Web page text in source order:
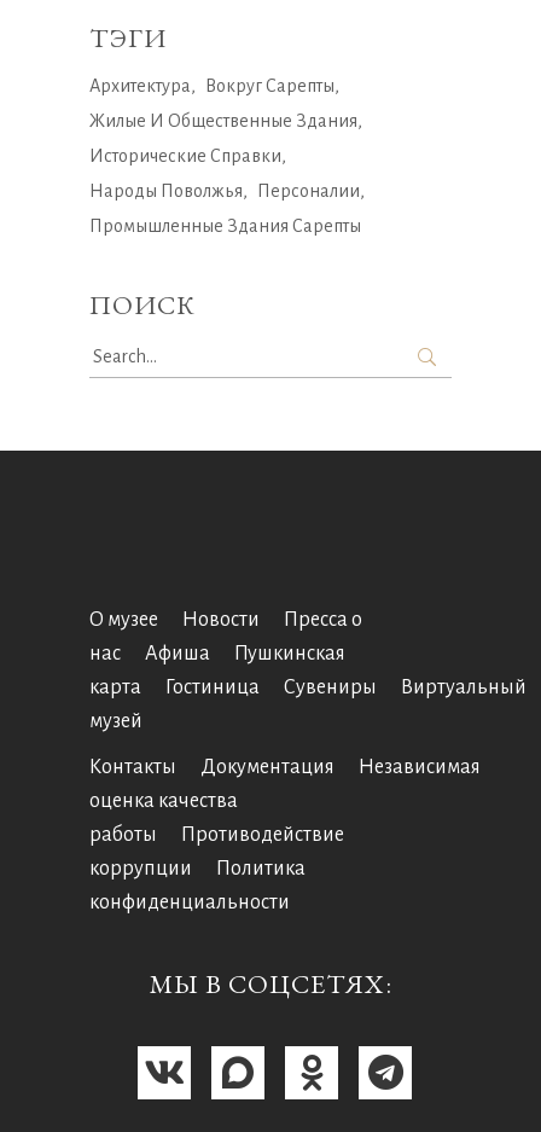
ТЭГИ
Архитектура
Вокруг Сарепты
Жилые И Общественные Здания
Исторические Справки
Народы Поволжья
Персоналии
Промышленные Здания Сарепты
ПОИСК
Search
for:
О музее Новости
Пресса о
нас
Афиша
Пушкинская
карта
Гостиница Сувениры
Виртуальный
музей
Контакты Документация
Независимая
оценка качества
работы
Противодействие
коррупции
Политика
конфиденциальности
МЫ В СОЦСЕТЯХ: